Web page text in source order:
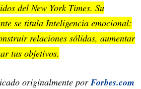
del New York Times. Su
se titula Inteligencia emocional:
relaciones sólidas, aumentar
tus objetivos.
originalmente porForbes.com